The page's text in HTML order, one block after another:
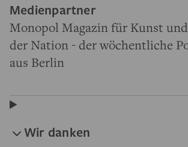
Medienpartner
Monopol Magazin für Kunst und
der Nation - der wöchentliche
aus Berlin
Wir danken